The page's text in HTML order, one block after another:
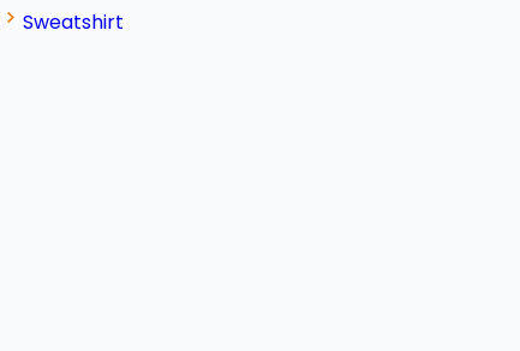
Sweatshirt